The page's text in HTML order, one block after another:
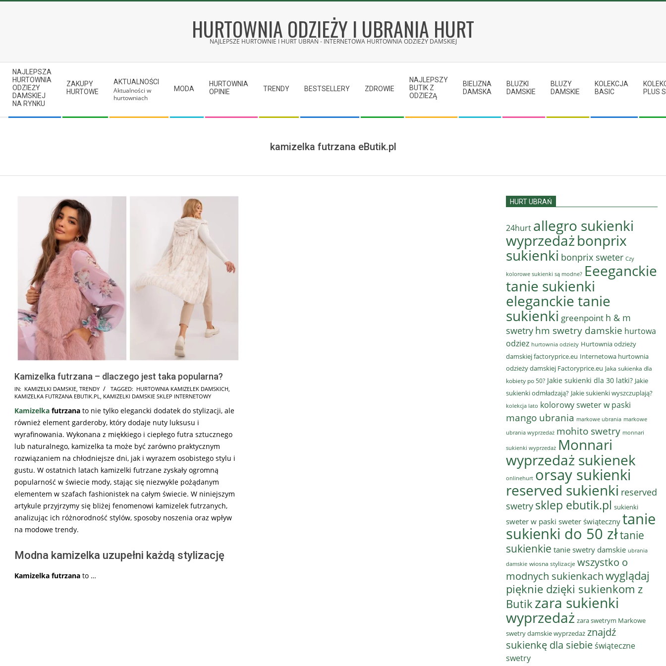
HURTOWNIA ODZIEŻY I UBRANIA HURT
NAJLEPSZE HURTOWNIE I HURT UBRAŃ - INTERNETOWA HURTOWNIA ODZIEŻY DAMSKIEJ
Secondary
Navigation
Menu
NAJLEPSZA
HURTOWNIA
ODZIEŻY
DAMSKIEJ
NA RYNKU
ZAKUPY
HURTOWE
AKTUALNOŚCI
Aktualności w
hurtowniach
MODA
HURTOWNIA
OPINIE
TRENDY BESTSELLERY ZDROWIE
NAJLEPSZY
BUTIK Z
ODZIEŻĄ
BIELIZNA
DAMSKA
BLUZKI
DAMSKIE
BLUZY
DAMSKIE
KOLEKCJA
BASIC
PLUS
kamizelka futrzana eButik.pl
Kamizelka futrzana – dlaczego jest taka popularna?
2024-
04-
20
IN: KAMIZELKI DAMSKIE TRENDY TAGGED: HURTOWNIA KAMIZELEK DAMSKICH
KAMIZELKA FUTRZANA EBUTIK.PL
KAMIZELKI DAMSKIE SKLEP INTERNETOWY
Kamizelka futrzana to nie tylko elegancki dodatek do stylizacji, ale
również element garderoby, który dodaje nuty luksusu i
wyrafinowania. Wykonana z miękkiego i ciepłego futra sztucznego
lub naturalnego, kamizelka ta może być zarówno praktycznym
rozwiązaniem na chłodniejsze dni, jak i wyrazem osobistego stylu i
gustu. W ostatnich latach kamizelki futrzane zyskały ogromną
popularność w świecie mody, stając się niezwykle pożądanym
elementem w szafach fashionistek na całym świecie. W niniejszym
artykule przyjrzymy się bliżej fenomenowi kamizelek futrzanych,
analizując ich różnorodność stylów, sposoby noszenia oraz wpływ
na modowe trendy.
Modna kamizelka uzupełni każdą stylizację
Kamizelka futrzana to …
HURT UBRAŃ
24hurt allegro sukienki
wyprzedażbonprix
sukienki bonprix sweter Czy
kolorowe sukienki są modne? Eeeganckie
tanie sukienki
eleganckie tanie
sukienki greenpoint h & m
swetry hm swetry damskie hurtowa
odziez hurtownia odzieży Hurtownia odzieży
damskiej factoryprice.eu Internetowa hurtownia
odzieży damskiej Factoryprice.eu Jaka sukienka dla
kobiety po 50? Jakie sukienki dla 30 latki? Jakie
sukienki odmładzają? Jakie sukienki wyszczuplają?
kolekcja lato kolorowy sweter w paski
mango ubrania markowe ubrania markowe
ubrania wyprzedaż mohito swetry monnari
sukienki wyprzedaż Monnari
wyprzedaż sukienek
onlinehurt orsay sukienki
reserved sukienki reserved
swetry sklep ebutik.pl sukienki
sweter w paski sweter świątecznytanie
sukienki do 50 złtanie
sukienkie tanie swetry damskie ubrania
damskie wiosna stylizacje wszystko o
modnych sukienkachwyglądaj
pięknie dzięki sukienkom z
Butik zara sukienki
wyprzedaż zara swetrym Markowe
swetry damskie wyprzedaż znajdź
sukienkę dla siebieświąteczne
swetry